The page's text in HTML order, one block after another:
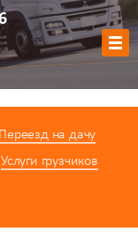
звонок
Переезд на дачу
Услуги грузчиков